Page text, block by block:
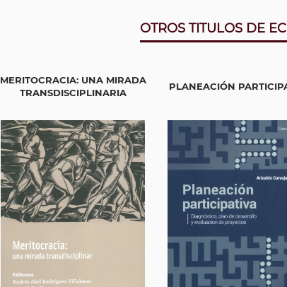
OTROS TITULOS DE
MERITOCRACIA: UNA MIRADA
TRANSDISCIPLINARIA
PLANEACIÓN